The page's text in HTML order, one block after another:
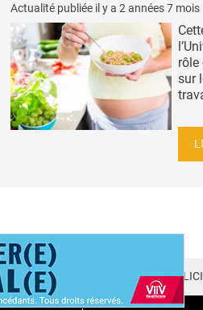
Actualité publiée il y a 2 années 7 mois
rôle
sur
QUI SOMMES-NOUS ?